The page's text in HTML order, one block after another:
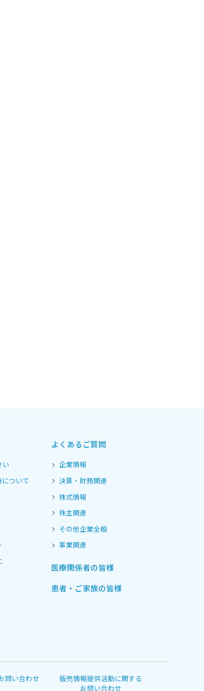
い
ついて
よくあるご質問
企業情報
決算・財務関連
株式情報
株主関連
その他企業全般
事業関連
医療関係者の皆様
患者・ご家族の皆様
問い合わせ
販売情報提供活動に関する
お問い合わせ